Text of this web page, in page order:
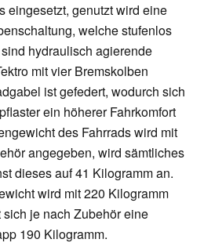
eingesetzt, genutzt wird eine
welche stufenlos
hydraulisch agierende
mit vier Bremskolben
ist gefedert, wodurch sich
ein höherer Fahrkomfort
des Fahrrads wird mit
angegeben, wird sämtliches
dieses auf 41 Kilogramm an.
wird mit 220 Kilogramm
je nach Zubehör eine
190 Kilogramm.